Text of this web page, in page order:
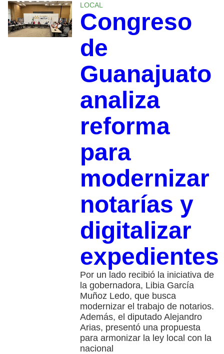
LOCAL
Congreso
de
Guanajuato
analiza
reforma
para
modernizar
notarías y
digitalizar
expedientes
Por un lado recibió la iniciativa de
la gobernadora, Libia García
Muñoz Ledo, que busca
modernizar el trabajo de notarios.
Además, el diputado Alejandro
Arias, presentó una propuesta
para armonizar la ley local con la
nacional